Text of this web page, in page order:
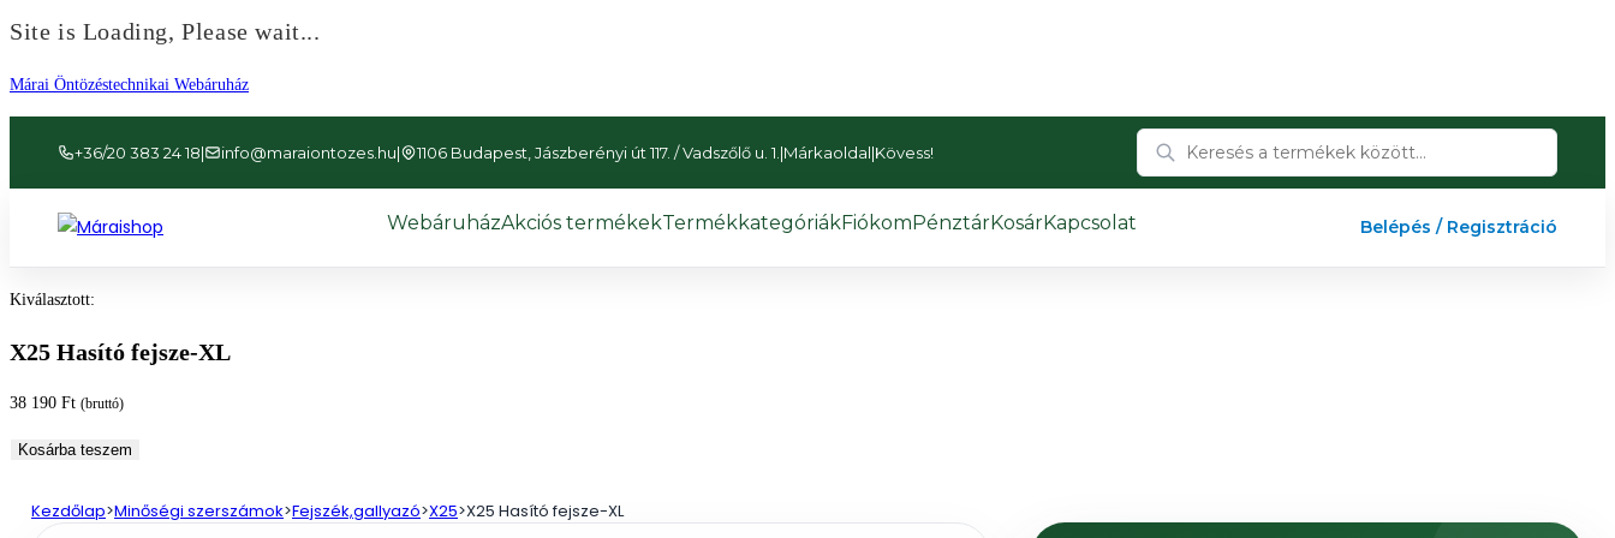
Site is Loading, Please wait...
Ugrás
a
tartalomhoz
Márai Öntözéstechnikai Webáruház
+36/20 383 24 18| info@maraiontozes.hu| 1106 Budapest, Jászberényi út 117. / Vadszőlő u. 1. |Márkaoldal|Kövess!
WebáruházAkciós termékekTermékkategóriákFiókomPénztárKosárKapcsolat Belépés / Regisztráció
Kiválasztott:
X25 Hasító fejsze-XL
38 190 Ft (bruttó)
X25
fejsze-
Kosárba teszem
Kezdőlap>Minőségi szerszámok>Fejszék,gallyazó>X25>X25 Hasító fejsze-XL